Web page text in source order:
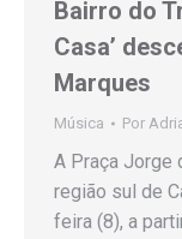
Bairro do
Casa’
Marques
Música Por
A Praça Jorge
região sul de
feira (8), a